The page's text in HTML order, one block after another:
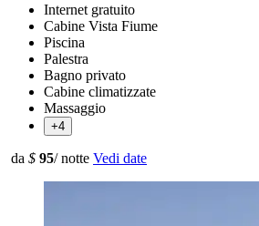
Internet gratuito
Cabine Vista Fiume
Piscina
Palestra
Bagno privato
Cabine climatizzate
Massaggio
+4
da $ 95/ notte Vedi date